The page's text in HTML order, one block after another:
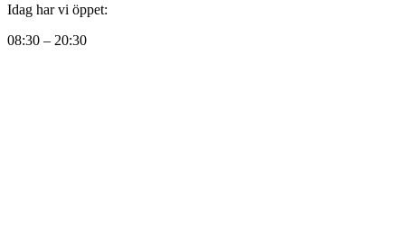
Idag har vi öppet:
08:30 – 20:30